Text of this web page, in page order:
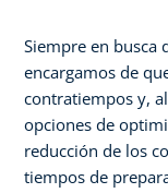
Siempre en busca
encargamos de
contratiempos y,
opciones de
reducción de los
tiempos de